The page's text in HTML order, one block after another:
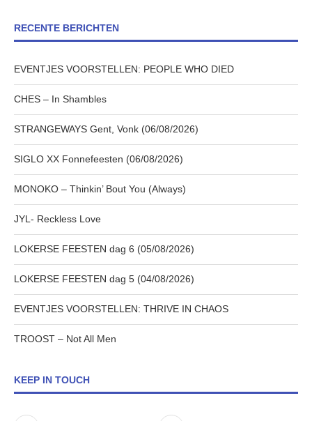
RECENTE BERICHTEN
EVENTJES VOORSTELLEN: PEOPLE WHO DIED
CHES – In Shambles
STRANGEWAYS Gent, Vonk (06/08/2026)
SIGLO XX Fonnefeesten (06/08/2026)
MONOKO – Thinkin’ Bout You (Always)
JYL- Reckless Love
LOKERSE FEESTEN dag 6 (05/08/2026)
LOKERSE FEESTEN dag 5 (04/08/2026)
EVENTJES VOORSTELLEN: THRIVE IN CHAOS
TROOST – Not All Men
KEEP IN TOUCH